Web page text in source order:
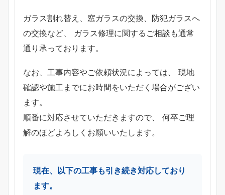
ガラス割れ替え、窓ガラスの交換、防犯ガラスへ
の交換など、 ガラス修理に関するご相談も通常
通り承っております。
なお、工事内容やご依頼状況によっては、 現地
確認や施工までにお時間をいただく場合がござい
ます。
順番に対応させていただきますので、 何卒ご理
解のほどよろしくお願いいたします。
現在、以下の工事も引き続き対応しており
ます。